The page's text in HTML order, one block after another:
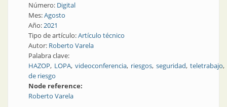
Número: Digital
Mes:Agosto
Año:2021
Tipo de artículo:Artículo técnico
Autor: Roberto Varela
Palabra clave:
HAZOP LOPA videoconferencia riesgos seguridad teletrabajo
de riesgo
Node reference:
Roberto Varela